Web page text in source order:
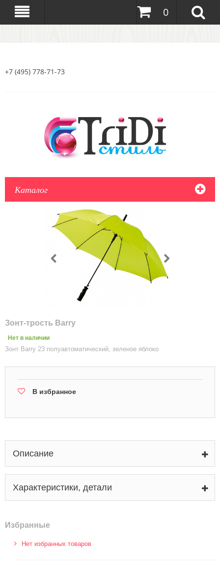
0
+7 (495) 778-71-73
Каталог
Зонт-трость Barry
Нет в наличии
Зонт Barry 23 полуавтоматический, зеленое яблоко
В избранное
Описание
Характеристики, детали
Избранные
Нет избранных товаров